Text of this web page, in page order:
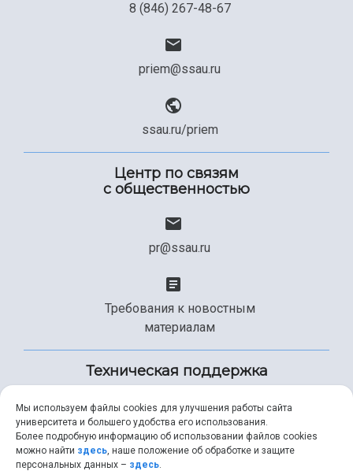
8 (846) 267-48-67
priem@ssau.ru
ssau.ru/priem
Центр по связям
с общественностью
pr@ssau.ru
Требования к новостным
материалам
Техническая поддержка
+7 (846) 267-49-99
Мы используем файлы cookies для улучшения работы сайта
университета и большего удобства его использования.
Более подробную информацию об использовании файлов cookies
можно найти здесь, наше положение об обработке и защите
персональных данных – здесь.